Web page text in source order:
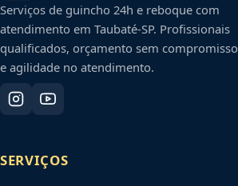
Serviços de guincho 24h e reboque com
atendimento em Taubaté-SP. Profissionais
qualificados, orçamento sem compromisso
e agilidade no atendimento.
SERVIÇOS